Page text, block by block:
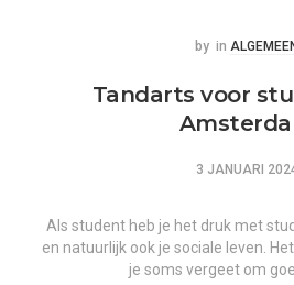
Posted
by Posted
in
Tandarts voor
3 JANUARI
Als student heb je het druk met
en natuurlijk ook je sociale leven.
je soms vergeet om